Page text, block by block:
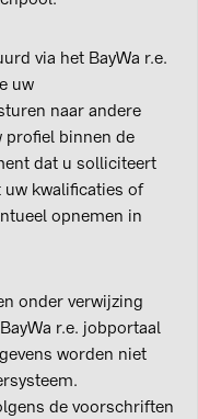
via het BayWa r.e.
uw
naar andere
profiel binnen de
dat u solliciteert
kwalificaties of
opnemen in
onder verwijzing
r.e. jobportaal
worden niet
de voorschriften